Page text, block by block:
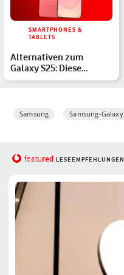
SMARTPHONES &
TABLETS
Alternativen zum
Galaxy S25: Diese
Modelle solltest Du in
Samsung Samsung-Galaxy
featured LESEEMPFEHLUNGEN